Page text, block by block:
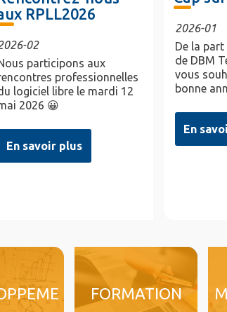
RPLL2026
02
participons aux
professionnelles
logiciel libre le mardi 12
2026 😀
En savoir plus
2026-01
De la
de DBM
vous
bonne
En
FORMATION